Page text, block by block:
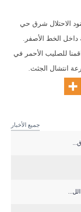
الاحتلال شرق حي
داخل الخط الأصفر.
للصليب الأحمر في
انتشال الجثث.
جميع الأخبار